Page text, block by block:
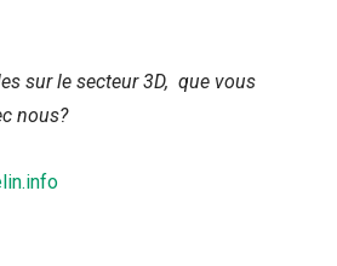
sur le secteur 3D, que vous
nous?